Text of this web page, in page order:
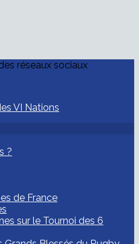
réseaux sociaux
?
de France
sur le Tournoi des 6